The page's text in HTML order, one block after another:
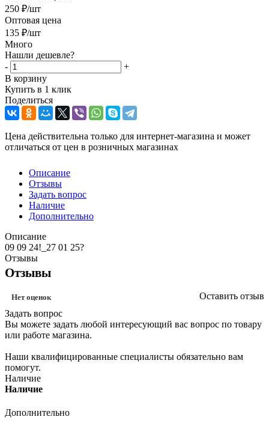
250 ₽/шт
Оптовая цена
135 ₽/шт
Много
Нашли дешевле?
-
+
В корзину
Купить в 1 клик
Поделиться
Цена действительна только для интернет-магазина и может
отличаться от цен в розничных магазинах
Описание
Отзывы
Задать вопрос
Наличие
Дополнительно
Описание
09 09 24!_27 01 25?
Отзывы
Отзывы
Нет оценок
Оставить отзыв
Задать вопрос
Вы можете задать любой интересующий вас вопрос по товару
или работе магазина.
Наши квалифицированные специалисты обязательно вам
помогут.
Наличие
Наличие
Дополнительно